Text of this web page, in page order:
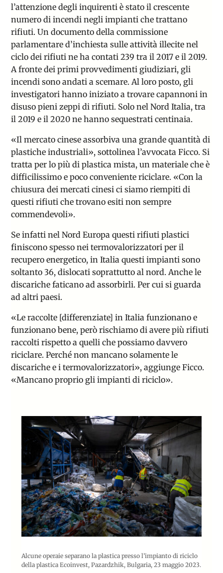
l’attenzione degli inquirenti è stato il crescente
numero di incendi negli impianti che trattano
rifiuti. Undocumento della commissione
parlamentare d’inchiesta sulle attività illecite nel
ciclo dei rifiuti ne ha contati 239 tra il 2017 e il 2019.
A fronte dei primi provvedimenti giudiziari, gli
incendi sono andati a scemare. Al loro posto, gli
investigatori hanno iniziato a trovare capannoni in
disuso pieni zeppi di rifiuti. Solo nel Nord Italia, tra
il 2019 e il 2020 ne hanno sequestrati centinaia.
«Il mercato cinese assorbiva una grande quantità di
plastiche industriali», sottolinea l’avvocata Ficco. Si
tratta per lo più di plastica mista,un materiale che è
difficilissimo e poco conveniente riciclare. «Con la
chiusura dei mercati cinesi ci siamo riempiti di
questi rifiuti che trovano esiti non sempre
commendevoli».
Se infatti nel Nord Europa questi rifiuti plastici
finiscono spesso nei termovalorizzatori per il
recupero energetico, in Italia questi impianti sono
soltanto 36, dislocati soprattutto al nord. Anche le
discariche faticano ad assorbirli. Per cui si guarda
ad altri paesi.
«Le raccolte [differenziate] in Italia funzionano e
funzionano bene, però rischiamo di avere più rifiuti
raccolti rispetto a quelli che possiamo davvero
riciclare. Perché non mancano solamente le
discariche e i termovalorizzatori», aggiunge Ficco.
«Mancano proprio gli impianti di riciclo».
Alcune operaie separano la plastica presso l’impianto di riciclo
della plastica Ecoinvest, Pazardzhik, Bulgaria, 23 maggio 2023.